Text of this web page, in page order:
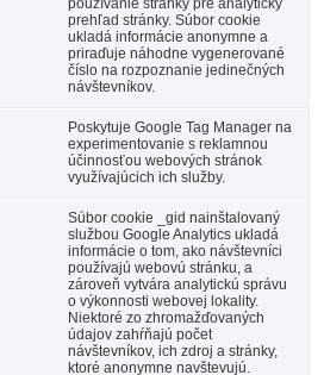
používanie stránky pre analytický
prehľad stránky. Súbor cookie
ukladá informácie anonymne a
priraďuje náhodne vygenerované
číslo na rozpoznanie jedinečných
návštevníkov.
Poskytuje Google Tag Manager na
experimentovanie s reklamnou
účinnosťou webových stránok
využívajúcich ich služby.
Súbor cookie _gid nainštalovaný
službou Google Analytics ukladá
informácie o tom, ako návštevníci
používajú webovú stránku, a
zároveň vytvára analytickú správu
o výkonnosti webovej lokality.
Niektoré zo zhromažďovaných
údajov zahŕňajú počet
návštevníkov, ich zdroj a stránky,
ktoré anonymne navštevujú.